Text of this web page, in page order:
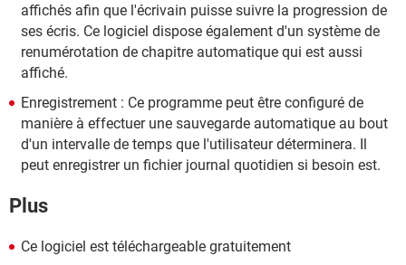
affichés afin que l'écrivain puisse suivre la progression de
ses écris. Ce logiciel dispose également d'un système de
renumérotation de chapitre automatique qui est aussi
affiché.
Enregistrement : Ce programme peut être configuré de
manière à effectuer une sauvegarde automatique au bout
d'un intervalle de temps que l'utilisateur déterminera. Il
peut enregistrer un fichier journal quotidien si besoin est.
Plus
Ce logiciel est téléchargeable gratuitement